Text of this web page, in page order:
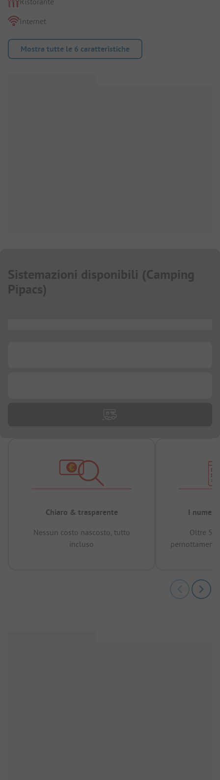
Internet
Mostra tutte le 6 caratteristiche
Sistemazioni disponibili (Camping
Pipacs)
Chiaro & trasparente
Nessun costo nascosto, tutto
incluso
I numeri
Oltre